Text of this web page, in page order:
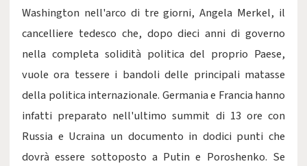
Washington nell'arco di tre giorni, Angela Merkel, il
cancelliere tedesco che, dopo dieci anni di governo
nella completa solidità politica del proprio Paese,
vuole ora tessere i bandoli delle principali matasse
della politica internazionale. Germania e Francia hanno
infatti preparato nell'ultimo summit di 13 ore con
Russia e Ucraina un documento in dodici punti che
dovrà essere sottoposto a Putin e Poroshenko. Se